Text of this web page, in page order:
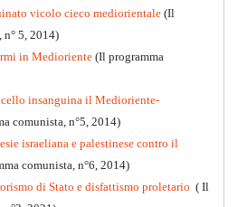
vicolo cieco mediorientale (Il
n° 5, 2014)
in Medioriente(Il programma
insanguina il Medioriente-
comunista, n°5, 2014)
israeliana e palestinese contro il
comunista, n°6, 2014)
di Stato e disfattismo proletario ( Il